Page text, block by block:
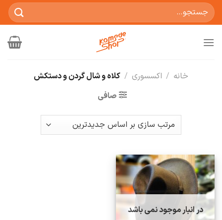
جستجو
برای:
خانه / اکسسوری /کلاه و شال گردن و دستکش
صافی
در انبار موجود نمی باشد